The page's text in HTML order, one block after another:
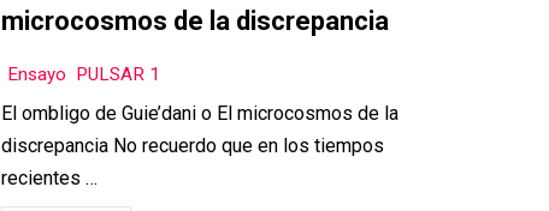
microcosmos de la discrepancia
Ensayo PULSAR 1
El ombligo de Guie’dani o El microcosmos de la
discrepancia No recuerdo que en los tiempos
recientes …